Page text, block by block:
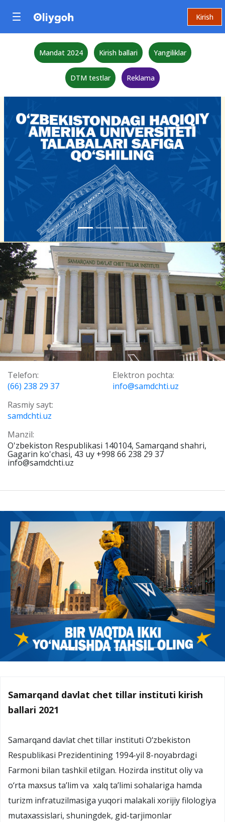
Kirish
Mandat 2024 Kirish ballari Yangiliklar
DTM testlar Reklama
Telefon:
(66) 238 29 37
Elektron pochta:
info@samdchti.uz
Rasmiy sayt:
samdchti.uz
Manzil:
O'zbekiston Respublikasi 140104, Samarqand shahri,
Gagarin ko'chasi, 43 uy +998 66 238 29 37
info@samdchti.uz
Samarqand davlat chet tillar instituti kirish
ballari 2021
Samarqand davlat chet tillar instituti O‘zbekiston
Respublikasi Prezidentining 1994-yil 8-noyabrdagi
Farmoni bilan tashkil etilgan. Hozirda institut oliy va
o‘rta maxsus ta’lim va xalq ta’limi sohalariga hamda
turizm infratuzilmasiga yuqori malakali xorijiy filologiya
mutaxassislari, shuningdek, gid-tarjimonlar